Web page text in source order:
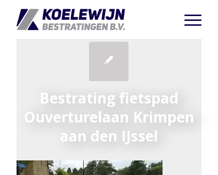
Bestrating fietspad
Ouverturelaan Krimpen
aan den IJssel